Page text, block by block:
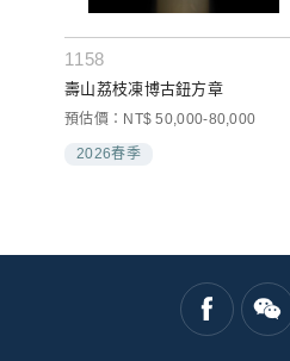
1158
壽山荔枝凍博古鈕方章
預估價：NT$ 50,000-80,000
2026春季